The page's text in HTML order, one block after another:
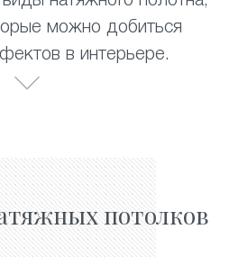
можно добиться
в интерьере.
потолков